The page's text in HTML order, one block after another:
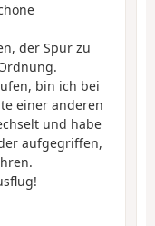
der Spur zu
bin ich bei
einer anderen
und habe
aufgegriffen,